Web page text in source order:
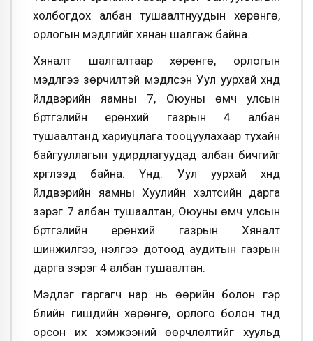
холбогдох албан тушаалтнуудын хөрөнгө,
орлогын мэдүүлгийг хянан шалгаж байна.
Хяналт шалгалтаар хөрөнгө, орлогын
мэдүүлгээ зөрчилтэй мэдүүлсэн Уул уурхай хүнд
үйлдвэрийн яамны 7, Оюуны өмч улсын
бүртгэлийн ерөнхий газрын 4 албан
тушаалтанд хариуцлага тооцуулахаар тухайн
байгууллагын удирдлагуудад албан бичгийг
хүргүүлээд байна. Үүнд: Уул уурхай хүнд
үйлдвэрийн яамны Хуулийн хэлтсийн дарга
зэрэг 7 албан тушаалтан, Оюуны өмч улсын
бүртгэлийн ерөнхий газрын Хяналт
шинжилгээ, үнэлгээ дотоод аудитын газрын
дарга зэрэг 4 албан тушаалтан.
Мэдүүлэг гаргагч нар нь өөрийн болон гэр
бүлийн гишүүдийн хөрөнгө, орлого болон түүнд
орсон их хэмжээний өөрчлөлтийг хуульд